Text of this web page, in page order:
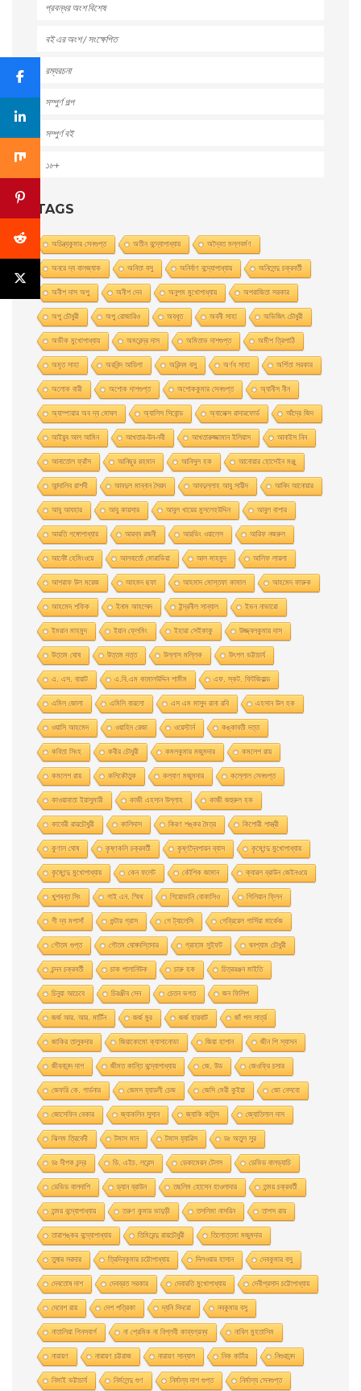
প্রবন্ধর অংশ বিশেষ
বই এর অংশ / সংক্ষেপিত
রম্যরচনা
সম্পুর্ণ গল্প
সম্পুর্ণ বই
১৮+
TAGS
অচিন্ত্যকুমার সেনগুপ্ত অতীন বন্দ্যোপাধ্যায় অদ্বৈত মল্লবর্মণ
অনরে দ্য বালজ্যাক অনিতা বসু অনির্বাণ বন্দ্যোপাধ্যায় অনিলেন্দু চক্রবর্তী
অনীশ দাস অপু অনীশ দেব অনুপম মুখোপাধ্যায় অপরাজিতা সরকার
অপু চৌধুরী অপু রােজারিও অবধূত অবনী সাহা অভিজিৎ চৌধুরী
অভীক মুখোপাধ্যায় অমরেন্দ্র দাস অমিতাভ দাশগুপ্ত অমীশ ত্রিপাঠি
অমৃত সাহা অরবিন্দ আডিগা অরিন্দম বসু অর্ণব সাহা অর্পিতা সরকার
অলোক বারী অশােক দাশগুপ্ত অশোককুমার সেনগুপ্ত অ্যানীস নীন
অ্যাম্পায়ার অব দ্য মােঘল অ্যালিস সিবােন্ড অ্যালেক্স রাদারফোর্ড আঁদ্রে জিদ
আইয়ুব আল আমিন আখতার-উন-নবী আখতারুজ্জামান ইলিয়াস আনাইস নিন
আনাতােল ফ্রাঁস আনিছুর রহমান আনিসুল হক আনোয়ার হোসেইন মঞ্জু
আন্দালিব রাশদী আবদুল মান্নান সৈয়দ আবদুল্লাহ আবু সায়ীদ আবিদ আনোয়ার
আবু আযহার আবু কায়সার আবুল খায়ের মুসলেহউদ্দিন আবুল বাশার
আরতি গঙ্গোপাধ্যায় আরব্য রজনী আরভিং ওয়ালেস আরিফ নজরুল
আর্নেষ্ট হেমিংওয়ে আলবার্তো মােরাভিয়া আল মাহমুদ আলিফ লায়লা
আশরাফ উল ময়েজ আহমদ ছফা আহমাদ মোস্তফা কামাল আহমেদ ফারুক
আহমেদ শফিক ইনাম আহম্মেদ ইন্দ্রনীল সান্যাল ইভন নাভারাে
ইমরান মাহমুদ ইয়ান ফ্লেমিং ইহারা সেইকাকু উজ্জ্বলকুমার দাস
উত্তম ঘােষ উত্তম দত্ত উল্লাস মল্লিক উৎপল ভট্টাচার্য
এ. এস. বায়াট এ.বি.এম কামালউদ্দিন শামীম এফ. স্কট. ফিটজিরাল্ড
এমিল জোলা এমিলি বারলো এস এম মাসুদ রানা রবি এহসান উল হক
ওয়াসি আহমেদ ওয়াহিদ রেজা ওয়েস্টার্ন কঙ্কাবতী দত্ত
কবিতা সিংহ কবীর চৌধুরী কমলকুমার মজুমদার কমলেশ রায়
কমলেশ রায় কলিকৌতুক কল্যাণ মজুমদার কল্লোল সেনগুপ্ত
কাওয়াবাতা ইয়াসুমারী কাজী এহসান উল্লাহ কাজী জহুরুল হক
কাবেরী রায়চৌধুরী কালিদাস কিরণ শঙ্কর মৈত্র কিশোরী শাস্ত্রী
কুণাল ঘোষ কৃষ্ণকলি চক্রবর্তী কৃষ্ণদ্বৈপায়ন ব্যাস কৃষ্ণেন্দু মুখােপাধ্যায়
কৃষ্ণেন্দু মুখোপাধ্যায় কেন ফলেট কৌশিক জামান ক্যারল ব্রাউন জেইনওয়ে
খুশবন্ত সিং গাই এন. স্মিথ গিয়ােভানি বােকাসিও গিলিয়ান ফ্লিন
গী দ্য মপাসাঁ গুন্টার গ্রাস গে ট্যালেসি গেব্রিয়েল গার্সিয়া মার্কেজ
গৌতম গুপ্ত গৌতম ঘোষদস্তিদার গ্রাহাম সুইফট ঘনশ্যাম চৌধুরী
চন্দন চক্রবর্তী চাক পালানিউক চারু হক চিত্ররঞ্জন মাইতি
চিনুয়া আচেবে চিরঞ্জীব সেন চেতন ভগত জন ফিলিপ
জর্জ আর. আর. মার্টিন জর্জ মুর জর্জ হারবাট জাঁ পল সার্ত্র
জাকির তালুকদার জিয়াকোমাে ক্যাসানােভা জিয়া হাশান জীন পি স্যাসন
জীবনানন্দ দাশ জীমত কান্তি বন্দ্যোপাধ্যায় জে. উড জেওফ্রি চসার
জেফরি কে. গার্ডনার জেমস হ্যাডলী চেজ জেসি মেরী কুইয়া জো নেসবো
জোসেফিন বেকার জ্যাকলিন সুসান জ্যাকি কলিন্স জ্যোতিলাল দাস
ঝিলম ত্রিবেদী টমাস মান টমাস হ্যারিস ডঃ অতুল সুর
ডঃ দীপক চন্দ্র ডি. এইচ. লরেন্স ডেকামেরন টেলস ডেভিড বালড্যাচি
ডেভিড বালদাশি ড্যান ব্রাউন তছলিম হোসেন হাওলাদার তন্ময় চক্রবর্তী
তন্ময় বন্দ্যোপাধ্যায় তরুণ কুমার ভাদুড়ী তসলিমা নাসরিন তাপস রায়
তারাশঙ্কর বন্দ্যোপাধ্যায় তিমিরেন্দু রায়চৌধুরী তিলোত্তমা মজুমদার
তুষার সরদার ত্রিদিবকুমার চট্টোপাধ্যায় দিলওয়ার হাসান দেবকুমার বসু
দেবতোষ দাশ দেবব্রত সরকার দেবারতি মুখােপাধ্যায় দেবীপ্রসাদ চট্টোপাধ্যায়
দেবেশ রায় দেশ পত্রিকা দ্যনি দিদরো নবকুমার বসু
নাতালিয়া গিনসবার্গ না প্রেমিক না বিপ্লবী কাব্যগ্রন্থ নাবিল মুহতাসিম
নারায়ণ নারায়ণ চট্টরাজ নারায়ণ সান্যাল নিক কার্টার নিগুরানন্দ
নিমাই ভট্টাচার্য নির্মলেন্দু গুণ নির্মাল্য দাশ গুপ্ত নির্মাল্য সেনগুপ্ত